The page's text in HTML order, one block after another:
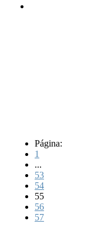
Página:
1
...
53
54
55
56
57